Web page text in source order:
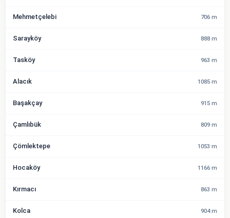
Mehmetçelebi 706 m
Sarayköy 888 m
Tasköy 963 m
Alacık 1085 m
Başakçay 915 m
Çamlıbük 809 m
Çömlektepe 1053 m
Hocaköy 1166 m
Kırmacı 863 m
Kolca 904 m